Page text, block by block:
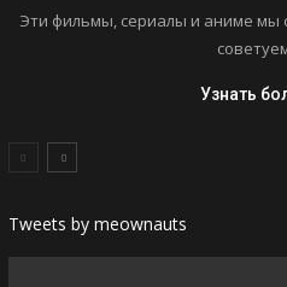
Эти фильмы, сериалы и аниме мы
Узнать
Tweets by meownauts